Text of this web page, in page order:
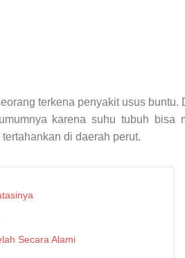
terkena penyakit usus buntu.
karena suhu tubuh bisa
di daerah perut.
Secara Alami